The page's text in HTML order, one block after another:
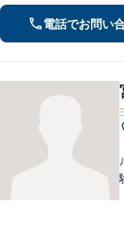
電話でお問い